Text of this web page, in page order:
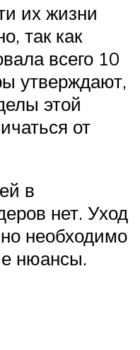
их жизни
так как
всего 10
утверждают,
этой
от
в
нет. Уход
необходимо
нюансы.